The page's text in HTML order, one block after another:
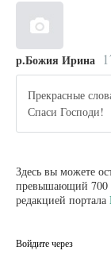
р.Божия Ирина
Прекрасные
Спаси Господи!
Здесь вы можете
превышающий 700
редакцией портала
Войдите через